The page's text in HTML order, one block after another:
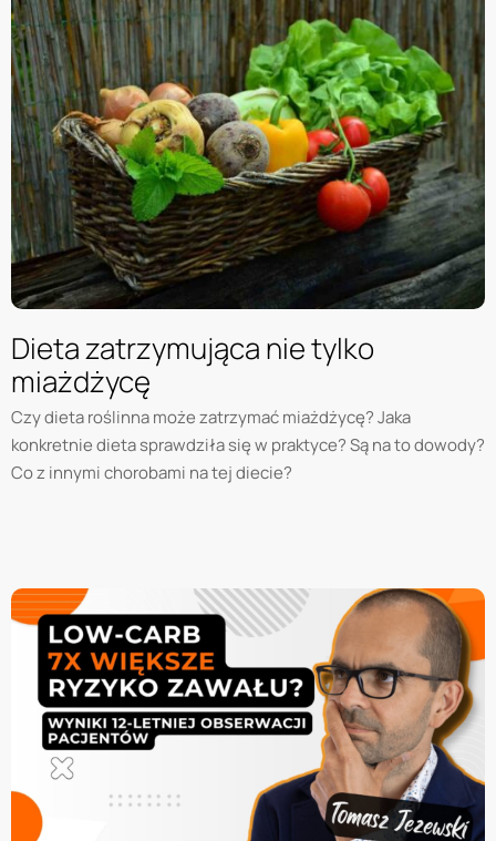
Dieta zatrzymująca nie tylko
miażdżycę
Czy dieta roślinna może zatrzymać miażdżycę? Jaka
konkretnie dieta sprawdziła się w praktyce? Są na to dowody?
Co z innymi chorobami na tej diecie?